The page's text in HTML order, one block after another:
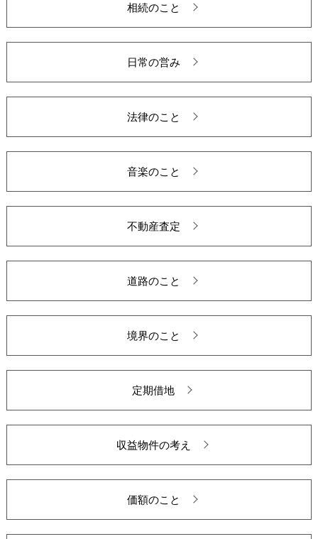
相続のこと
日常の営み
法律のこと
音楽のこと
不動産査定
道路のこと
境界のこと
定期借地
収益物件の考え
価額のこと